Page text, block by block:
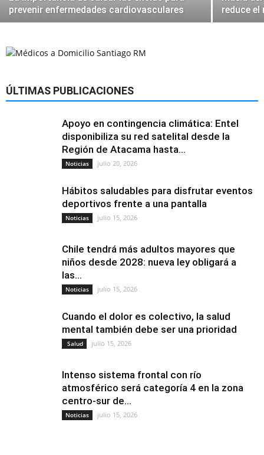
prevenir enfermedades cardiovasculares
reduce
ÚLTIMAS PUBLICACIONES
Apoyo en contingencia climática: Entel
disponibiliza su red satelital desde la
Región de Atacama hasta...
Noticias julio 20, 2026
Hábitos saludables para disfrutar eventos
deportivos frente a una pantalla
Noticias julio 15, 2026
Chile tendrá más adultos mayores que
niños desde 2028: nueva ley obligará a
las...
Noticias julio 15, 2026
Cuando el dolor es colectivo, la salud
mental también debe ser una prioridad
Salud julio 15, 2026
Intenso sistema frontal con río
atmosférico será categoría 4 en la zona
centro-sur de...
Noticias julio 15, 2026